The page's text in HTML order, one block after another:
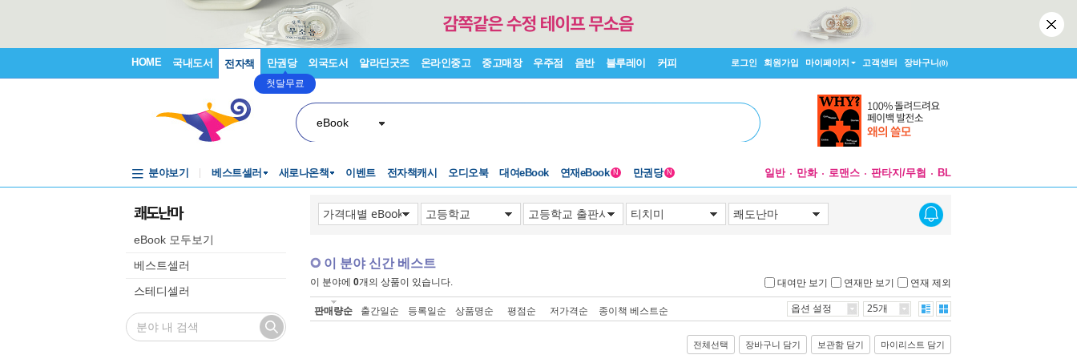
HOME 국내도서 전자책 만권당
첫달무료
외국도서 알라딘굿즈 온라인중고 중고매장 우주점 음반 블루레이 커피 로그인 회원가입 마이페이지 고객센터 장바구니(0)
eBook
분야보기 베스트셀러 새로나온책 이벤트 전자책캐시 오디오북 대여eBook 연재eBook N 만권당 N 일반 만화 로맨스 판타지/무협 BL
쾌도난마
eBook 모두보기
베스트셀러
스테디셀러
이 분야 신간 베스트
이 분야에 0개의 상품이 있습니다. 대여만 보기 연재만 보기 연재 제외
판매량순 출간일순 등록일순 상품명순 평점순 저가격순 종이책 베스트순 옵션 설정 25개
전체선택 장바구니 담기 보관함 담기 마이리스트 담기